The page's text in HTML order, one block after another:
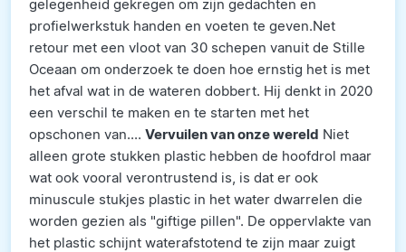
gelegenheid gekregen om zijn gedachten en
profielwerkstuk handen en voeten te geven.Net
retour met een vloot van 30 schepen vanuit de Stille
Oceaan om onderzoek te doen hoe ernstig het is met
het afval wat in de wateren dobbert. Hij denkt in 2020
een verschil te maken en te starten met het
opschonen van.... Vervuilen van onze wereld Niet
alleen grote stukken plastic hebben de hoofdrol maar
wat ook vooral verontrustend is, is dat er ook
minuscule stukjes plastic in het water dwarrelen die
worden gezien als "giftige pillen". De oppervlakte van
het plastic schijnt waterafstotend te zijn maar zuigt